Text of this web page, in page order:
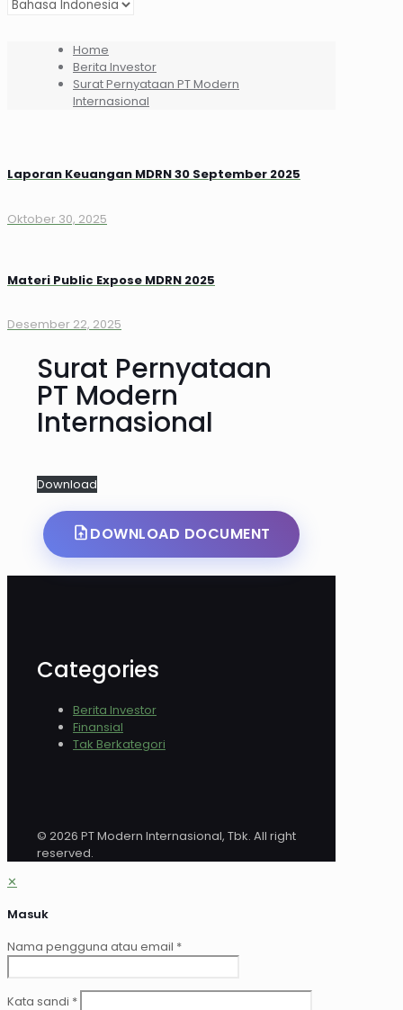
Home
Berita Investor
Surat Pernyataan PT Modern
Internasional
Laporan Keuangan MDRN 30 September 2025
Oktober 30, 2025
Materi Public Expose MDRN 2025
Desember 22, 2025
Surat Pernyataan
PT Modern
Internasional
Download
DOWNLOAD DOCUMENT
Categories
Berita Investor
Finansial
Tak Berkategori
© 2026 PT Modern Internasional, Tbk. All right
reserved.
✕
Masuk
Nama pengguna atau email *
Kata sandi *